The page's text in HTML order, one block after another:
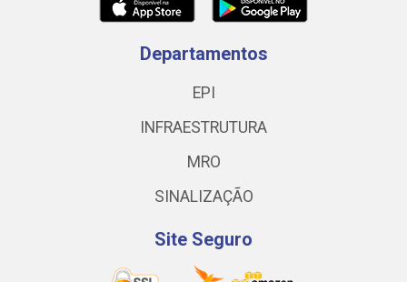
Departamentos
EPI
INFRAESTRUTURA
MRO
SINALIZAÇÃO
Site Seguro